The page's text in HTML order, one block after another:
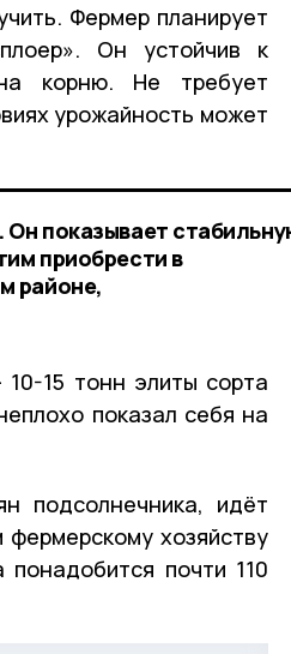
Фермер планирует
Он устойчив к
корню. Не требует
урожайность может
Он показывает
приобрести в
районе,
15 тонн элиты сорта
показал себя на
подсолнечника, идёт
хозяйству
почти 110